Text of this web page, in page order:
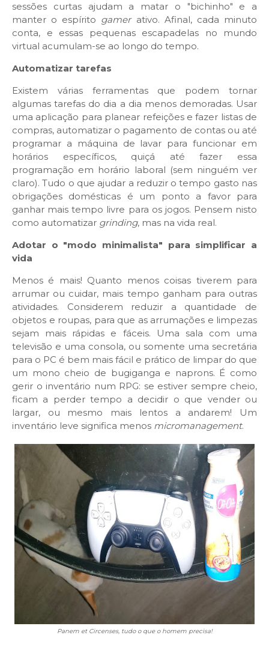
sessões curtas ajudam a matar o "bichinho" e a
manter o espírito gamer ativo. Afinal, cada minuto
conta, e essas pequenas escapadelas no mundo
virtual acumulam-se ao longo do tempo.
Automatizar tarefas
Existem várias ferramentas que podem tornar
algumas tarefas do dia a dia menos demoradas. Usar
uma aplicação para planear refeições e fazer listas de
compras, automatizar o pagamento de contas ou até
programar a máquina de lavar para funcionar em
horários específicos, quiçá até fazer essa
programação em horário laboral (sem ninguém ver
claro). Tudo o que ajudar a reduzir o tempo gasto nas
obrigações domésticas é um ponto a favor para
ganhar mais tempo livre para os jogos. Pensem nisto
como automatizar grinding, mas na vida real.
Adotar o "modo minimalista" para simplificar a
vida
Menos é mais! Quanto menos coisas tiverem para
arrumar ou cuidar, mais tempo ganham para outras
atividades. Considerem reduzir a quantidade de
objetos e roupas, para que as arrumações e limpezas
sejam mais rápidas e fáceis. Uma sala com uma
televisão e uma consola, ou somente uma secretária
para o PC é bem mais fácil e prático de limpar do que
um mono cheio de bugiganga e naprons. É como
gerir o inventário num RPG: se estiver sempre cheio,
ficam a perder tempo a decidir o que vender ou
largar, ou mesmo mais lentos a andarem! Um
inventário leve significa menos micromanagement.
Panem et Circenses, tudo o que o homem precisa!